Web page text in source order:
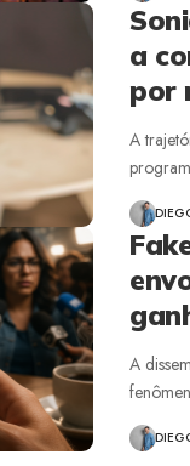
a
por
A
A